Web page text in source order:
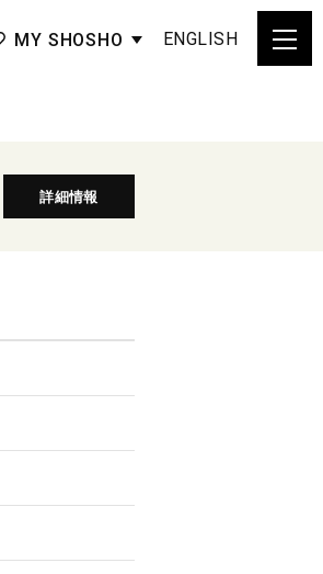
MY SHOSHO ENGLISH
詳細情報